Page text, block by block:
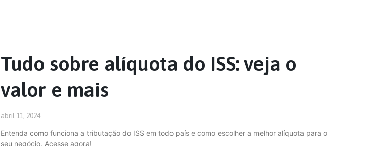
Tudo sobre alíquota do ISS: veja o
valor e mais
abril 11, 2024
Entenda como funciona a tributação do ISS em todo país e como escolher a melhor alíquota para o
seu negócio. Acesse agora!